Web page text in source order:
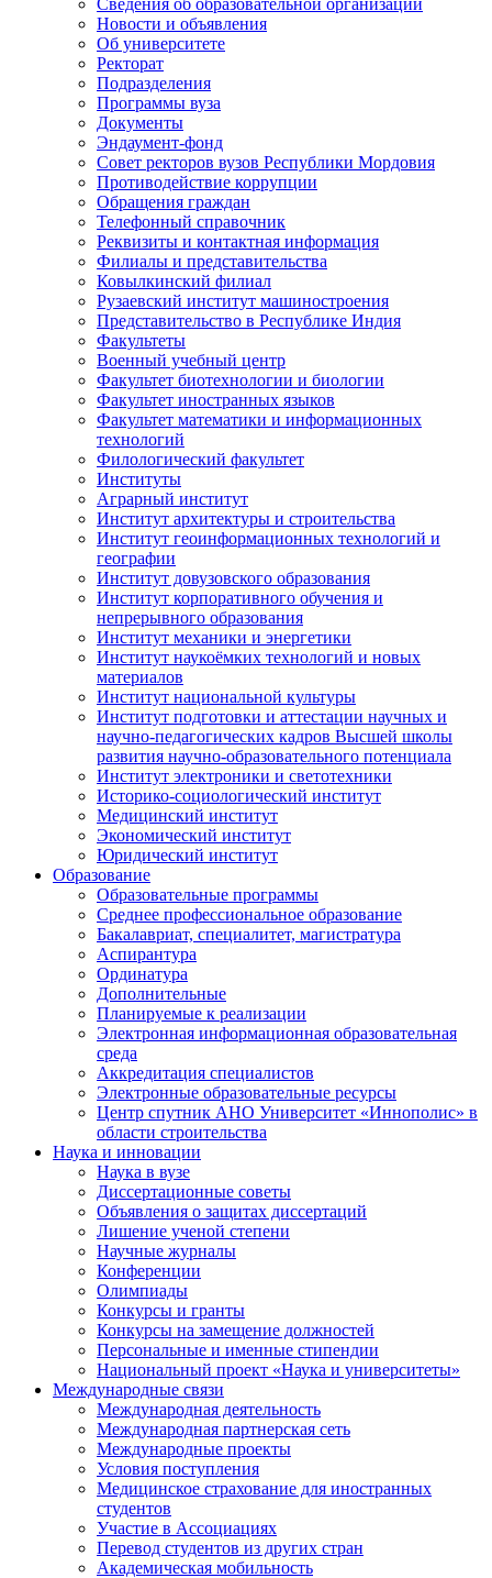
Новости и объявления
Об университете
Ректорат
Подразделения
Программы вуза
Документы
Эндаумент-фонд
Совет ректоров вузов Республики Мордовия
Противодействие коррупции
Обращения граждан
Телефонный справочник
Реквизиты и контактная информация
Филиалы и представительства
Ковылкинский филиал
Рузаевский институт машиностроения
Представительство в Республике Индия
Факультеты
Военный учебный центр
Факультет биотехнологии и биологии
Факультет иностранных языков
Факультет математики и информационных
технологий
Филологический факультет
Институты
Аграрный институт
Институт архитектуры и строительства
Институт геоинформационных технологий и
географии
Институт довузовского образования
Институт корпоративного обучения и
непрерывного образования
Институт механики и энергетики
Институт наукоёмких технологий и новых
материалов
Институт национальной культуры
Институт подготовки и аттестации научных и
научно-педагогических кадров Высшей школы
развития научно-образовательного потенциала
Институт электроники и светотехники
Историко-социологический институт
Медицинский институт
Экономический институт
Юридический институт
Образование
Образовательные программы
Среднее профессиональное образование
Бакалавриат, специалитет, магистратура
Аспирантура
Ординатура
Дополнительные
Планируемые к реализации
Электронная информационная образовательная
среда
Аккредитация специалистов
Электронные образовательные ресурсы
Центр спутник АНО Университет «Иннополис» в
области строительства
Наука и инновации
Наука в вузе
Диссертационные советы
Объявления о защитах диссертаций
Лишение ученой степени
Научные журналы
Конференции
Олимпиады
Конкурсы и гранты
Конкурсы на замещение должностей
Персональные и именные стипендии
Национальный проект «Наука и университеты»
Международные связи
Международная деятельность
Международная партнерская сеть
Международные проекты
Условия поступления
Медицинское страхование для иностранных
студентов
Участие в Ассоциациях
Перевод студентов из других стран
Академическая мобильность